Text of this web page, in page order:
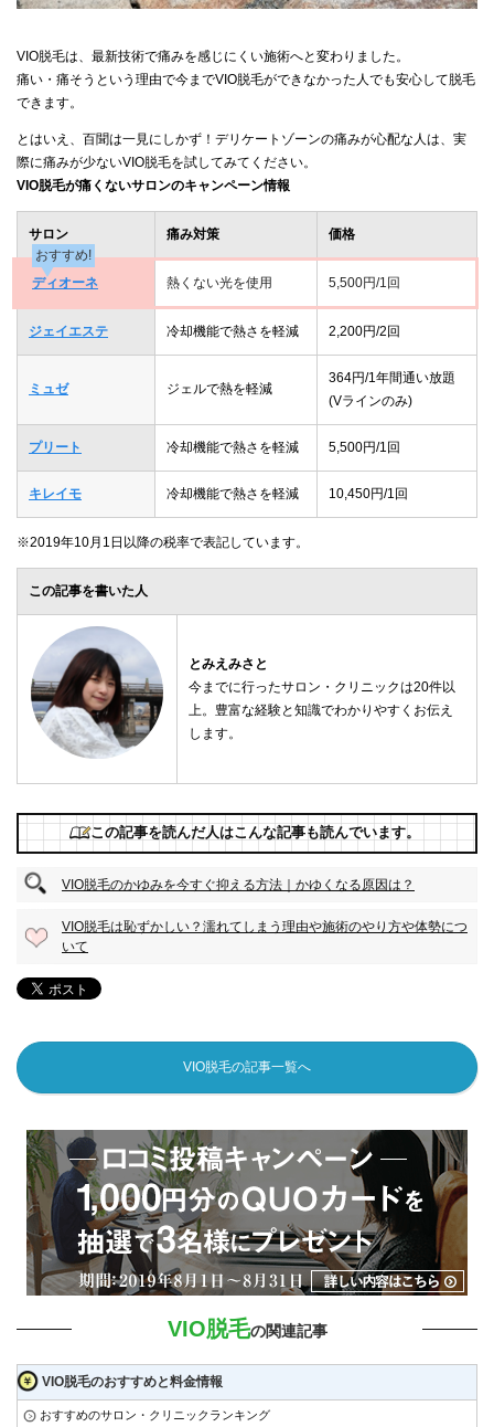
VIO脱毛は、最新技術で痛みを感じにくい施術へと変わりました。
痛い・痛そうという理由で今までVIO脱毛ができなかった人でも安心して脱毛
できます。
とはいえ、百聞は一見にしかず！デリケートゾーンの痛みが心配な人は、実
際に痛みが少ないVIO脱毛を試してみてください。
VIO脱毛が痛くないサロンのキャンペーン情報
サロン 痛み対策
価格
おすすめ!
ディオーネ
熱くない光を使用 5,500円/1回
ジェイエステ 冷却機能で熱さを軽減 2,200円/2回
ミュゼ ジェルで熱を軽減
364円/1年間通い放題
(Vラインのみ)
プリート 冷却機能で熱さを軽減 5,500円/1回
キレイモ 冷却機能で熱さを軽減 10,450円/1回
※2019年10月1日以降の税率で表記しています。
この記事を書いた人
とみえみさと
今までに行ったサロン・クリニックは20件以
上。豊富な経験と知識でわかりやすくお伝え
します。
この記事を読んだ人はこんな記事も読んでいます。
VIO脱毛のかゆみを今すぐ抑える方法｜かゆくなる原因は？
VIO脱毛は恥ずかしい？濡れてしまう理由や施術のやり方や体勢につ
いて
VIO脱毛の記事一覧へ
VIO脱毛の関連記事
VIO脱毛のおすすめと料金情報
おすすめのサロン・クリニックランキング